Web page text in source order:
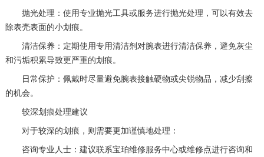
抛光处理：使用专业抛光工具或服务进行抛光处理，可以有效去
除表壳表面的小划痕。
清洁保养：定期使用专用清洁剂对腕表进行清洁保养，避免灰尘
和污垢积累导致更严重的划痕。
日常保护：佩戴时尽量避免腕表接触硬物或尖锐物品，减少刮擦
的机会。
较深划痕处理建议
对于较深的划痕，则需要更加谨慎地处理：
咨询专业人士：建议联系宝珀维修服务中心或维修点进行咨询和